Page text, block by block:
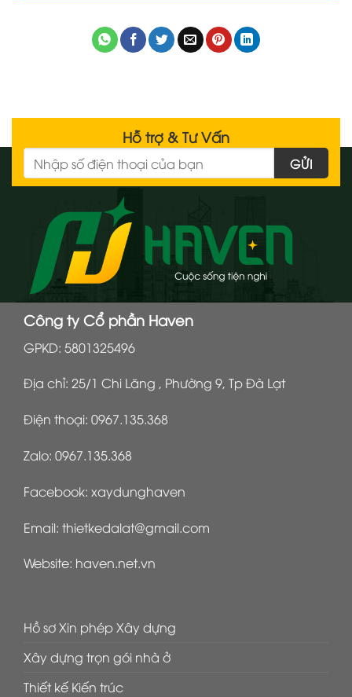
Hỗ trợ & Tư Vấn
Công ty Cổ phần Haven
GPKD: 5801325496
Địa chỉ: 25/1 Chi Lăng , Phường 9, Tp Đà Lạt
Điện thoại: 0967.135.368
Zalo: 0967.135.368
Facebook: xaydunghaven
Email: thietkedalat@gmail.com
Website: haven.net.vn
Hồ sơ Xin phép Xây dựng
Xây dựng trọn gói nhà ở
Thiết kế Kiến trúc